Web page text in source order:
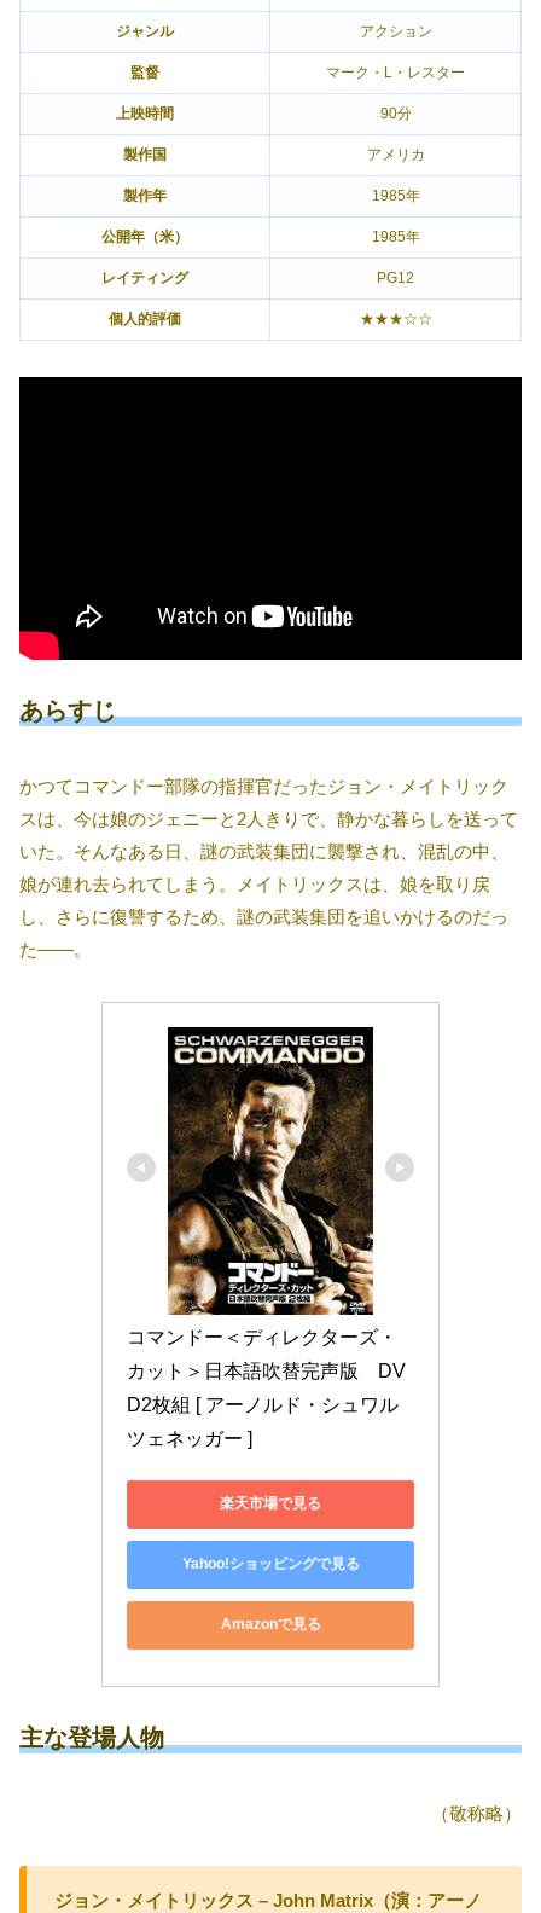
ジャンル アクション
監督 マーク・L・レスター
上映時間 90分
製作国 アメリカ
製作年 1985年
公開年（米） 1985年
レイティング PG12
個人的評価 ★★★☆☆
あらすじ
かつてコマンドー部隊の指揮官だったジョン・メイトリック
スは、今は娘のジェニーと2人きりで、静かな暮らしを送って
いた。そんなある日、謎の武装集団に襲撃され、混乱の中、
娘が連れ去られてしまう。メイトリックスは、娘を取り戻
し、さらに復讐するため、謎の武装集団を追いかけるのだっ
た――。
コマンドー＜ディレクターズ・
カット＞日本語吹替完声版　DV
D2枚組 [ アーノルド・シュワル
ツェネッガー ]
楽天市場で見る
Yahoo!ショッピングで見る
Amazonで見る
主な登場人物
（敬称略）
ジョン・メイトリックス – John Matrix（演：アーノ